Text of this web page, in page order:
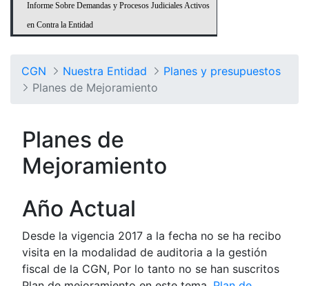
Informe Sobre Demandas y Procesos Judiciales Activos
en Contra la Entidad
CGN Nuestra Entidad
Planes y presupuestos
Planes de Mejoramiento
Planes de
Mejoramiento
Año Actual
Desde la vigencia 2017 a la fecha no se ha recibo
visita en la modalidad de auditoria a la gestión
fiscal de la CGN, Por lo tanto no se han suscritos